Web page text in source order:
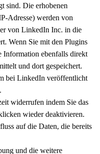
sind. Die erhobenen
Adresse) werden von
von LinkedIn Inc. in die
Wenn Sie mit den Plugins
Information ebenfalls direkt
und dort gespeichert.
bei LinkedIn veröffentlicht
widerrufen indem Sie das
wieder deaktivieren.
auf die Daten, die bereits
und die weitere